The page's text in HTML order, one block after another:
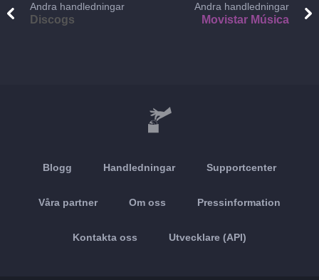
Andra handledningar
Discogs
Andra handledningar
Movistar Música
Blogg Handledningar Supportcenter
Våra partner Om oss Pressinformation
Kontakta oss Utvecklare (API)